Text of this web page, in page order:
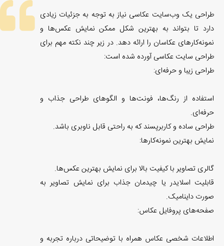
طراحی یک وب‌سایت عکاسی نیاز به توجه به جزئیات زیادی
دارد تا بتواند به بهترین شکل ممکن نمایش عکس‌ها و
نمونه‌کارهای عکاسان را ارائه دهد. در زیر چند نکته مهم برای
طراحی سایت عکاسی آورده شده است:
طراحی زیبا و حرفه‌ای:
استفاده از رنگ‌ها، فونت‌ها و الگوهای طراحی جذاب و
حرفه‌ای.
طراحی ساده و کاربرپسند که به راحتی قابل ناوبری باشد.
نمایش بهترین نمونه‌کارها:
گالری تصاویر با کیفیت بالا برای نمایش بهترین عکس‌ها.
قابلیت اسلایدر یا چیدمان جذاب برای نمایش تصاویر به
صورت داینامیک.
صفحه‌های پروفایل عکاس:
اطلاعات شخصی عکاس همراه با توضیحاتی درباره تجربه و